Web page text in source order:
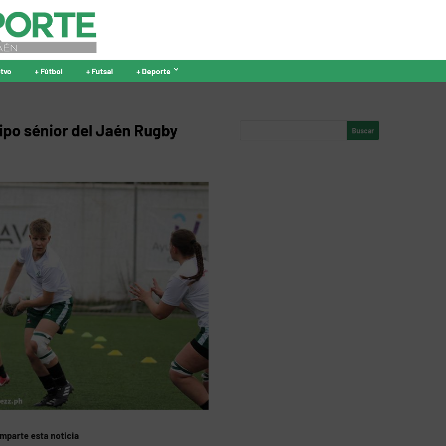
+ Fútbol + Futsal + Deporte
sénior del Jaén Rugby
esta noticia